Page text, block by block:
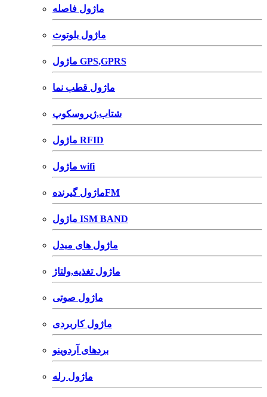
ماژول فاصله
ماژول بلوتوث
ماژول GPS,GPRS
ماژول قطب نما
شتاب,ژیروسکوپ
ماژول RFID
ماژول wifi
ماژول گیرندهFM
ماژول ISM BAND
ماژول های مبدل
ماژول تغذیه,ولتاژ
ماژول صوتی
ماژول کاربردی
بردهای آردوینو
ماژول رله